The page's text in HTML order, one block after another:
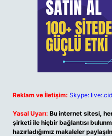
Reklam ve İletişim: Skype:
Yasal Uyarı: Bu internet sitesi,
şirketi ile hiçbir bağlantısı
hazırladığımız makaleler